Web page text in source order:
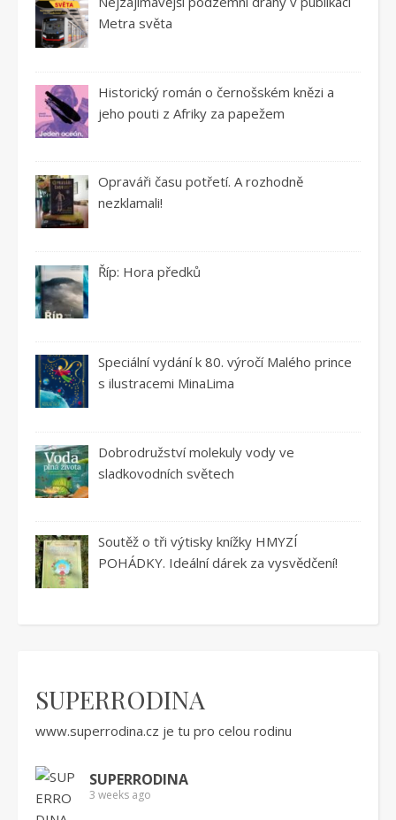
Metra světa
Historický román o černošském knězi a
jeho pouti z Afriky za papežem
Opraváři času potřetí. A rozhodně
nezklamali!
Říp: Hora předků
Speciální vydání k 80. výročí Malého prince
s ilustracemi MinaLima
Dobrodružství molekuly vody ve
sladkovodních světech
Soutěž o tři výtisky knížky HMYZÍ
POHÁDKY. Ideální dárek za vysvědčení!
SUPERRODINA
www.superrodina.cz je tu pro celou rodinu
SUPERRODINA
3 weeks ago